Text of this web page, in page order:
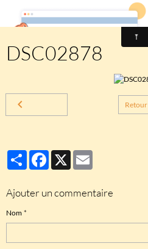
Comité des fêtes de CHEUX
DSC02878
Retour
PartagerFacebook
X
Ajouter un commentaire
Nom